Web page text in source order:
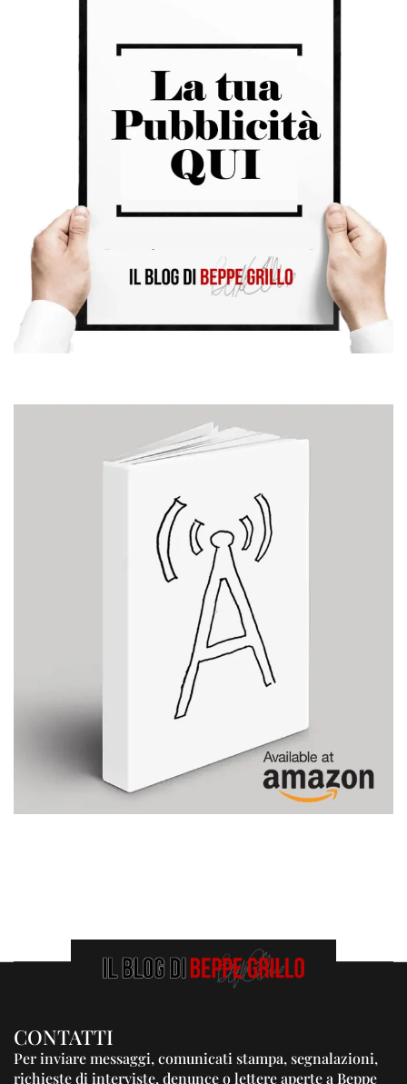
CONTATTI
Per inviare messaggi, comunicati stampa, segnalazioni,
richieste di interviste, denunce o lettere aperte a Beppe